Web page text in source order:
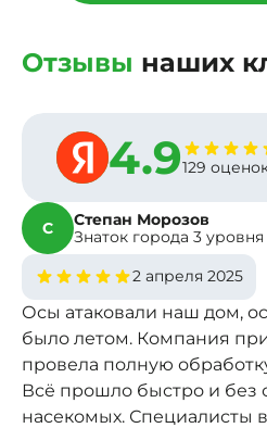
Отзывы наших
4.9129
С
Степан Морозов
Знаток города 3 уровня
2 апреля 2025
Осы атаковали наш дом,
было летом. Компания
провела полную
Всё прошло быстро и без
насекомых. Специалисты